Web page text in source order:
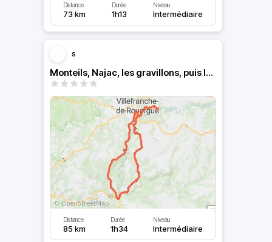
Distance
73 km
Durée
1h13
Niveau
Intermédiaire
s
Monteils, Najac, les gravillons, puis le paradis
Distance
85 km
Durée
1h34
Niveau
Intermédiaire